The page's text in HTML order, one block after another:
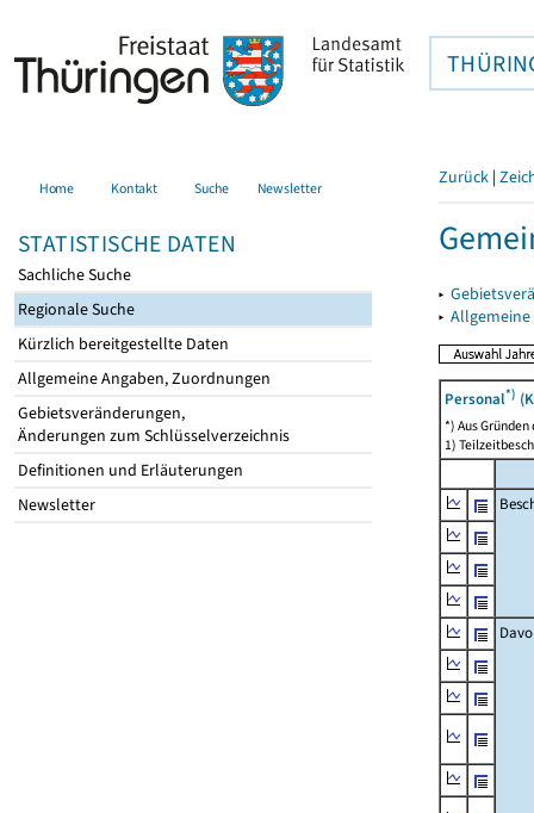
Home Kontakt Suche Newsletter
STATISTISCHE DATEN
Sachliche Suche
Regionale Suche
Kürzlich bereitgestellte Daten
Allgemeine Angaben, Zuordnungen
Gebietsveränderungen,
Änderungen zum Schlüsselverzeichnis
Definitionen und Erläuterungen
Newsletter
Zurück |
▸
▸
Personal*)
*) Aus
1)